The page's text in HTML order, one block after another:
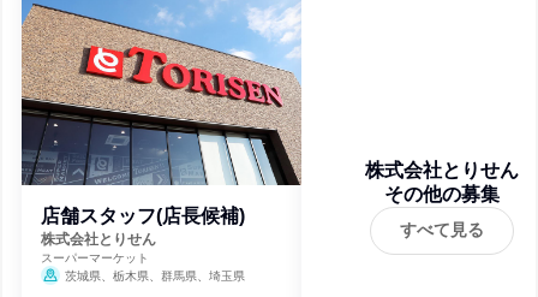
店舗スタッフ(店長候補)
株式会社とりせん
スーパーマーケット
茨城県、栃木県、群馬県、埼玉県
株式会社とりせん
その他の募集
すべて見る